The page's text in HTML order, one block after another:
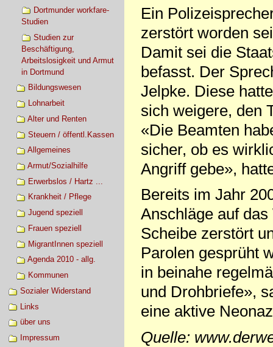
Dortmunder workfare-
Studien
Studien zur
Beschäftigung,
Arbeitslosigkeit und Armut
in Dortmund
Bildungswesen
Lohnarbeit
Alter und Renten
Steuern / öffentl.Kassen
Allgemeines
Armut/Sozialhilfe
Erwerbslos / Hartz ...
Krankheit / Pflege
Jugend speziell
Frauen speziell
MigrantInnen speziell
Agenda 2010 - allg.
Kommunen
Sozialer Widerstand
Links
über uns
Impressum
Ein
zerstört worden
Damit sei die
befasst. Der
Jelpke. Diese
sich weigere, den
«Die Beamten
sicher, ob es
Angriff gebe»,
Bereits im Jahr
Anschläge auf
Scheibe zerstört
Parolen gesprüht
in beinahe
und Drohbriefe»,
eine aktive
Quelle: